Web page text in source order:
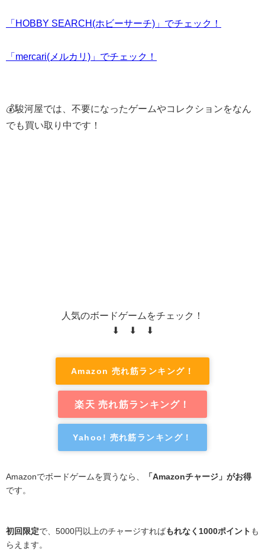
「HOBBY SEARCH(ホビーサーチ)」でチェック！
「mercari(メルカリ)」でチェック！
💰駿河屋では、不要になったゲームやコレクションをなん
でも買い取り中です！
人気のボードゲームをチェック！
⬇ ⬇ ⬇
Amazon 売れ筋ランキング！
楽天 売れ筋ランキング！
Yahoo! 売れ筋ランキング！
Amazonでボードゲームを買うなら、
「Amazonチャージ」がお得
です。
初回限定で、5000円以上のチャージすればもれなく1000ポイント も
らえます。